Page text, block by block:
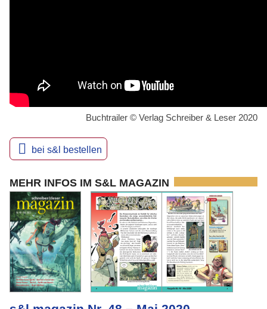
Buchtrailer © Verlag Schreiber & Leser 2020
 bei s&l bestellen
MEHR INFOS IM S&L MAGAZIN